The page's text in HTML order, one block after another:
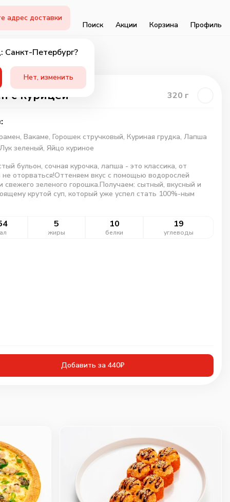
адрес доставки
Санкт-Петербург?
Нет, изменить
Поиск Акции Корзина Профиль
с курицей 320 г
Вакаме, Горошек стручковый, Куриная грудка, Лапша
зеленый, Яйцо куриное
бульон, сочная курочка, лапша - это классика, от
не оторваться!Оттеняем вкус с помощью водорослей
свежего зеленого горошка.Получаем: сытный, вкусный и
крутой суп, который уже успел стать 100%-ным
5
жиры
10
белки
19
углеводы
Добавить за 440₽